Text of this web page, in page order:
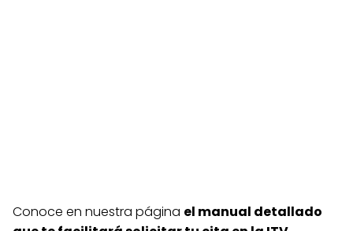
Conoce en nuestra página el manual detallado